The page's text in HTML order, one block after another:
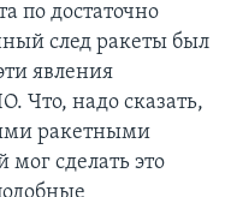
по достаточно
след ракеты был
явления
Что, надо сказать,
ракетными
сделать это